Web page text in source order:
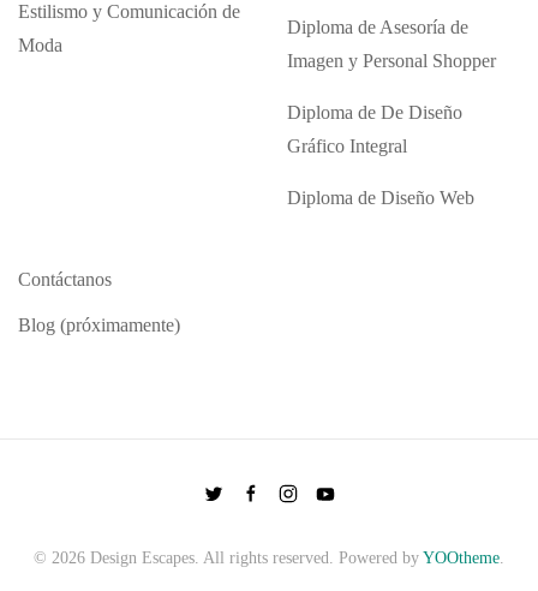
Estilismo y Comunicación de
Moda
Diploma de Asesoría de
Imagen y Personal Shopper
Diploma de De Diseño
Gráfico Integral
Diploma de Diseño Web
Contáctanos
Blog (próximamente)
© 2026 Design Escapes. All rights reserved. Powered by YOOtheme.